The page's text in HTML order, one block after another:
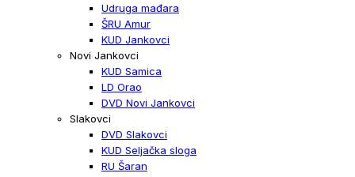
Udruga mađara
ŠRU Amur
KUD Jankovci
Novi Jankovci
KUD Samica
LD Orao
DVD Novi Jankovci
Slakovci
DVD Slakovci
KUD Seljačka sloga
RU Šaran